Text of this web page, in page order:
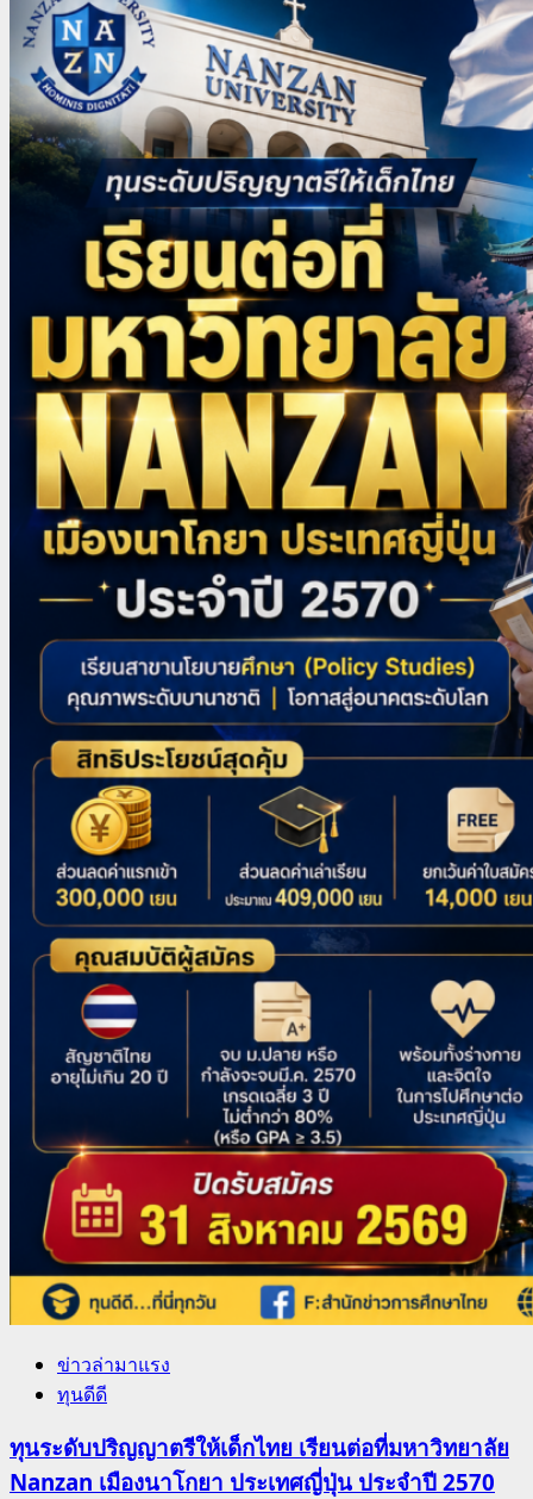
ข่าวล่ามาแรง
ทุนดีดี
ทุนระดับปริญญาตรีให้เด็กไทย เรียนต่อที่มหาวิทยาลัย
Nanzan เมืองนาโกยา ประเทศญี่ปุ่น ประจำปี 2570